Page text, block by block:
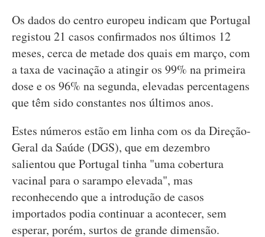
Os dados do centro europeu indicam que Portugal
registou 21 casos confirmados nos últimos 12
meses, cerca de metade dos quais em março, com
a taxa de vacinação a atingir os 99% na primeira
dose e os 96% na segunda, elevadas percentagens
que têm sido constantes nos últimos anos.
Estes números estão em linha com os da Direção-
Geral da Saúde (DGS), que em dezembro
salientou que Portugal tinha "uma cobertura
vacinal para o sarampo elevada", mas
reconhecendo que a introdução de casos
importados podia continuar a acontecer, sem
esperar, porém, surtos de grande dimensão.